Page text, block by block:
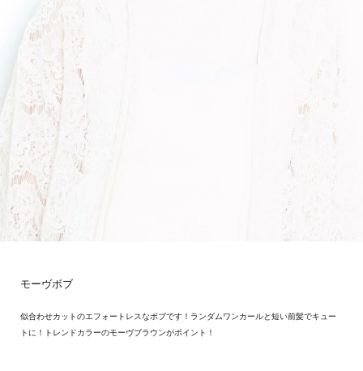
モーヴボブ
似合わせカットのエフォートレスなボブです！ランダムワンカールと短い前髪でキュー
トに！トレンドカラーのモーヴブラウンがポイント！